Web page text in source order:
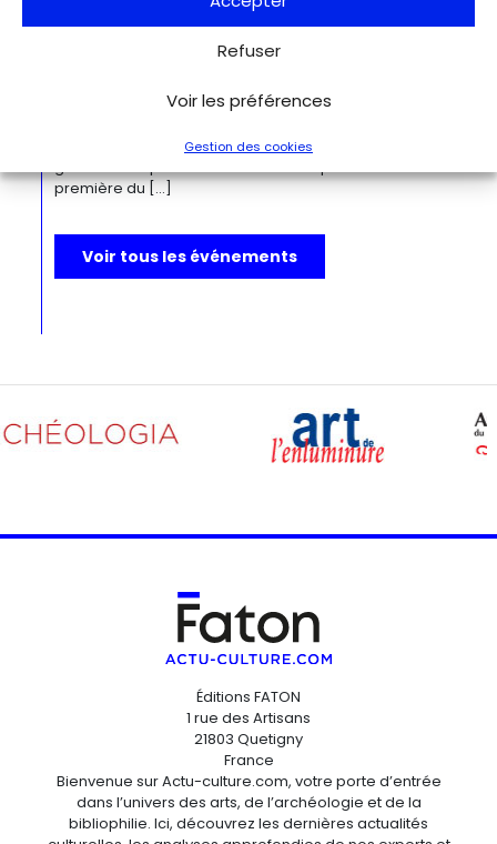
Refuser
Voir les préférences
Gestion des cookies
Depuis la Renaissance, « bizarre » est le terme ultime pour
désigner des réalités qui remettent radicalement en
d’exception, des rêves, des monstruosités, des
mais aussi : des idées audacieuses et des créations
géniales. L’exposition de la bibliothèque d’art est la
première du […]
Voir tous les événements
Éditions FATON
1 rue des Artisans
21803 Quetigny
France
Bienvenue sur Actu-culture.com, votre porte d’entrée
dans l’univers des arts, de l’archéologie et de la
bibliophilie. Ici, découvrez les dernières actualités